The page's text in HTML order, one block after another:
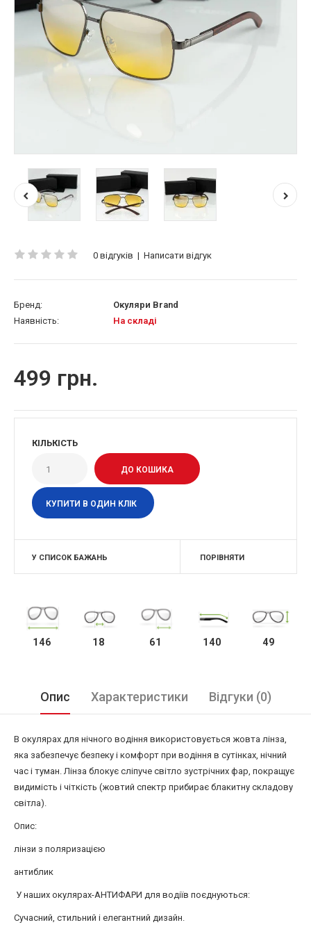
0 відгуків | Написати відгук
Бренд:
Окуляри Brand
Наявність:
На складі
499 грн.
КІЛЬКІСТЬ
КУПИТИ В ОДИН КЛІК
У СПИСОК БАЖАНЬ ПОРІВНЯТИ
146 18 61 140 49
Опис Характеристики Відгуки (0)
В окулярах для нічного водіння використовується жовта лінза,
яка забезпечує безпеку і комфорт при водіння в сутінках, нічний
час і туман. Лінза блокує сліпуче світло зустрічних фар, покращує
видимість і чіткість (жовтий спектр прибирає блакитну складову
світла).
Опис:
лінзи з поляризацією
антиблик
У наших окулярах-АНТИФАРИ для водіїв поєднуються:
Сучасний, стильний і елегантний дизайн.